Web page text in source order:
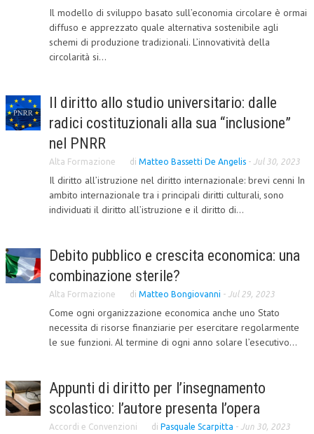
DIRITTO DELLE IMPRESE IN CRISI
CRIMINOLOGIA E CRIMINALISTICA
FISCO
DIRITTO TRIBUTARIO
TAX RISK MANAGEMENT
CRIMINOLOGIA TRIBUTARIA
TRANSFER PRICING
PRASSI
AMMINISTRATIVA
EUROPEA
COSTITUZIONALE
Il modello di sviluppo basato sull’economia circolare è ormai
diffuso e apprezzato quale alternativa sostenibile agli
schemi di produzione tradizionali. L’innovatività della
circolarità si...
Il diritto allo studio universitario: dalle
radici costituzionali alla sua “inclusione”
nel PNRR
Alta Formazione di Matteo Bassetti De Angelis - Jul 30, 2023
Il diritto all’istruzione nel diritto internazionale: brevi cenni In
ambito internazionale tra i principali diritti culturali, sono
individuati il diritto all’istruzione e il diritto di...
Debito pubblico e crescita economica: una
combinazione sterile?
Alta Formazione di Matteo Bongiovanni - Jul 29, 2023
Come ogni organizzazione economica anche uno Stato
necessita di risorse finanziarie per esercitare regolarmente
le sue funzioni. Al termine di ogni anno solare l’esecutivo...
Appunti di diritto per l’insegnamento
scolastico: l’autore presenta l’opera
Accordi e Convenzioni di Pasquale Scarpitta - Jun 30, 2023